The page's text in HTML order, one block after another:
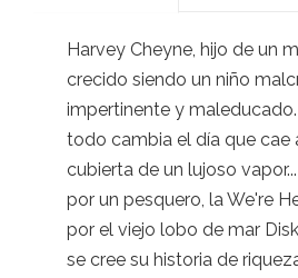
Harvey Cheyne, hijo de un
crecido siendo un niño
impertinente y
todo cambia el día que cae
cubierta de un lujoso
por un pesquero, la We're
por el viejo lobo de mar
se cree su historia de